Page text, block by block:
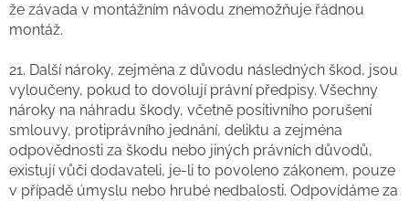
že závada v montážním návodu znemožňuje řádnou
montáž.
21. Další nároky, zejména z důvodu následných škod, jsou
vyloučeny, pokud to dovolují právní předpisy. Všechny
nároky na náhradu škody, včetně positivního porušení
smlouvy, protiprávního jednání, deliktu a zejména
odpovědnosti za škodu nebo jiných právních důvodů,
existují vůči dodavateli, je-li to povoleno zákonem, pouze
v případě úmyslu nebo hrubé nedbalosti. Odpovídáme za